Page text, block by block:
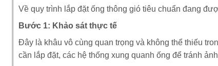
Về quy trình lắp đặt ống thông gió tiêu chuẩn đang
Bước 1: Khảo sát thực tế
Đây là khâu vô cùng quan trọng và không thể thiếu
cần lắp đặt, các hệ thống xung quanh ống để tránh